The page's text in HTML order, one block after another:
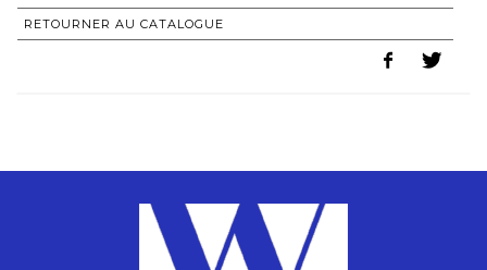
RETOURNER AU CATALOGUE